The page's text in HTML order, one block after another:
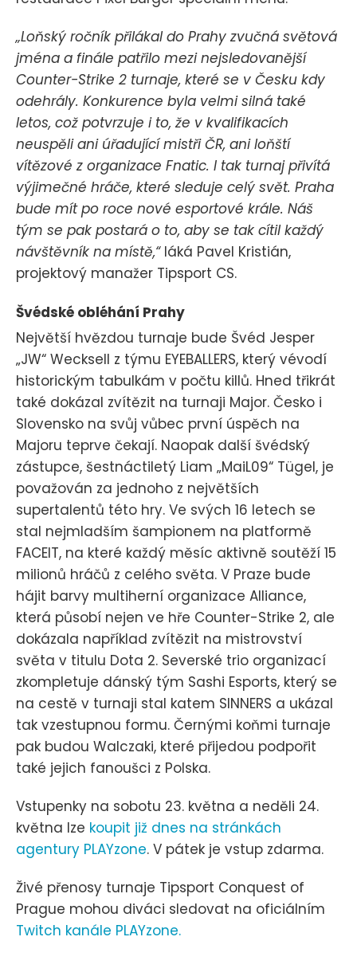
„Loňský ročník přilákal do Prahy zvučná světová
jména a finále patřilo mezi nejsledovanější
Counter-Strike 2 turnaje, které se v Česku kdy
odehrály. Konkurence byla velmi silná také
letos, což potvrzuje i to, že v kvalifikacích
neuspěli ani úřadující mistři ČR, ani loňští
vítězové z organizace Fnatic. I tak turnaj přivítá
výjimečné hráče, které sleduje celý svět. Praha
bude mít po roce nové esportové krále. Náš
tým se pak postará o to, aby se tak cítil každý
návštěvník na místě,“láká Pavel Kristián,
projektový manažer Tipsport CS.
Švédské obléhání Prahy
Největší hvězdou turnaje bude Švéd Jesper
„JW“ Wecksell z týmu EYEBALLERS, který vévodí
historickým tabulkám v počtu killů. Hned třikrát
také dokázal zvítězit na turnaji Major. Česko i
Slovensko na svůj vůbec první úspěch na
Majoru teprve čekají. Naopak další švédský
zástupce, šestnáctiletý Liam „MaiL09“ Tügel, je
považován za jednoho z největších
supertalentů této hry. Ve svých 16 letech se
stal nejmladším šampionem na platformě
FACEIT, na které každý měsíc aktivně soutěží 15
milionů hráčů z celého světa. V Praze bude
hájit barvy multiherní organizace Alliance,
která působí nejen ve hře Counter-Strike 2, ale
dokázala například zvítězit na mistrovství
světa v titulu Dota 2. Severské trio organizací
zkompletuje dánský tým Sashi Esports, který se
na cestě v turnaji stal katem SINNERS a ukázal
tak vzestupnou formu. Černými koňmi turnaje
pak budou Walczaki, které přijedou podpořit
také jejich fanoušci z Polska.
Vstupenky na sobotu 23. května a neděli 24.
května lze koupit již dnes na stránkách
agentury PLAYzone. V pátek je vstup zdarma.
Živé přenosy turnaje Tipsport Conquest of
Prague mohou diváci sledovat na oficiálním
Twitch kanále PLAYzone.